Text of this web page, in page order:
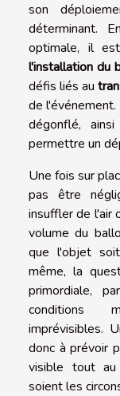
son
déterminant.
optimale, il
l'installation du
défis liés au
de
dégonflé,
permettre un
Une fois sur
pas être
insuffler de l'air
volume du
que l'objet
même, la
primordiale,
conditions
imprévisibles.
donc à prévoir
visible tout
soient les